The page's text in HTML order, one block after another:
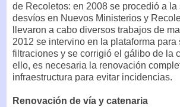
de Recoletos: en 2008 se procedió a la
desvíos en Nuevos Ministerios y
llevaron a cabo diversos trabajos de
2012 se intervino en la plataforma para
filtraciones y se corrigió el gálibo de la
ello, es necesaria la renovación
infraestructura para evitar incidencias.
Renovación de vía y catenaria